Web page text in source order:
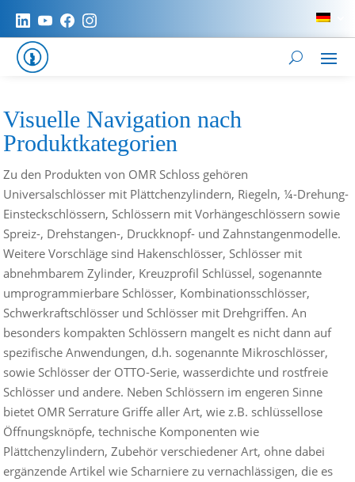
Visuelle Navigation nach
Produktkategorien
Zu den Produkten von OMR Schloss gehören
Universalschlösser mit Plättchenzylindern, Riegeln, ¼-Drehung-
Einsteckschlössern, Schlössern mit Vorhängeschlössern sowie
Spreiz-, Drehstangen-, Druckknopf- und Zahnstangenmodelle.
Weitere Vorschläge sind Hakenschlösser, Schlösser mit
abnehmbarem Zylinder, Kreuzprofil Schlüssel, sogenannte
umprogrammierbare Schlösser, Kombinationsschlösser,
Schwerkraftschlösser und Schlösser mit Drehgriffen. An
besonders kompakten Schlössern mangelt es nicht dann auf
spezifische Anwendungen, d.h. sogenannte Mikroschlösser,
sowie Schlösser der OTTO-Serie, wasserdichte und rostfreie
Schlösser und andere. Neben Schlössern im engeren Sinne
bietet OMR Serrature Griffe aller Art, wie z.B. schlüssellose
Öffnungsknöpfe, technische Komponenten wie
Plättchenzylindern, Zubehör verschiedener Art, ohne dabei
ergänzende Artikel wie Scharniere zu vernachlässigen, die es